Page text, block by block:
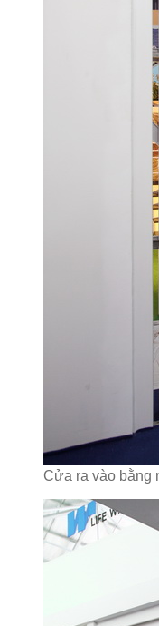
Cửa ra vào bằng